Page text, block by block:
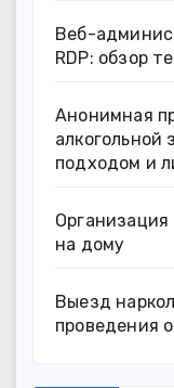
Веб-
RDP: обзор
Анонимная
алкогольной
подходом и
на дому
Выезд
проведения